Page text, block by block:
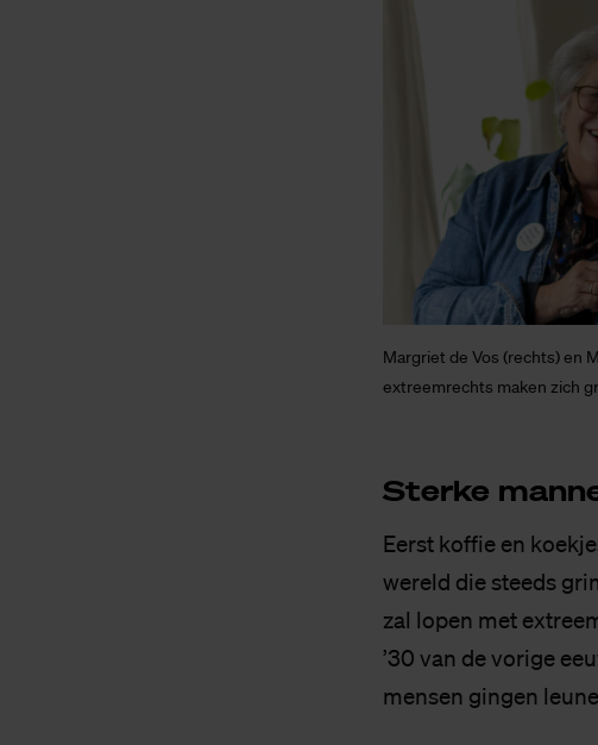
Margriet de Vos (rechts) en
extreemrechts maken zich
Ster­ke
Eerst koffie en
wereld die steeds
zal lopen met
’30 van de vorige
mensen gingen